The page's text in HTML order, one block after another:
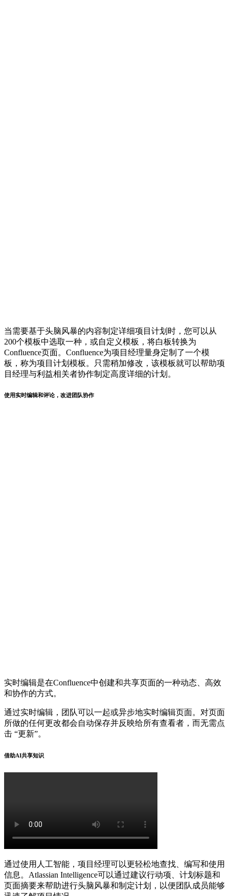
当需要基于头脑风暴的内容制定详细项目计划时，您可以从
200个模板中选取一种，或自定义模板，将白板转换为
Confluence页面。Confluence为项目经理量身定制了一个模
板，称为项目计划模板。只需稍加修改，该模板就可以帮助项
目经理与利益相关者协作制定高度详细的计划。
使用实时编辑和评论，改进团队协作
实时编辑是在Confluence中创建和共享页面的一种动态、高效
和协作的方式。
通过实时编辑，团队可以一起或异步地实时编辑页面。对页面
所做的任何更改都会自动保存并反映给所有查看者，而无需点
击 “更新”。
借助AI共享知识
通过使用人工智能，项目经理可以更轻松地查找、编写和使用
信息。Atlassian Intelligence可以通过建议行动项、计划标题和
页面摘要来帮助进行头脑风暴和制定计划，以便团队成员能够